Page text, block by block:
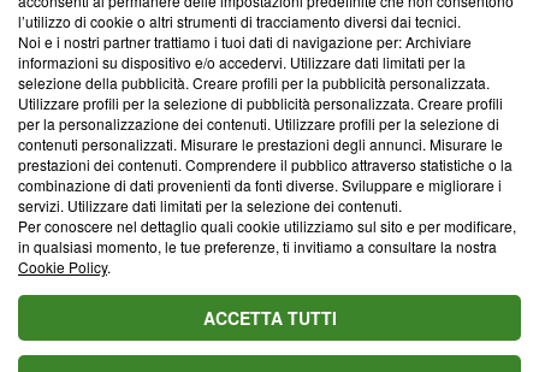
Team editoriale
Corporate
Redazione
Informativa Privacy
Cookie Policy
Blasting SA, IDI CHE-247.845.224, Via Carlo Frasca, 3 - 6900
Lugano (Svizzera) Tel:+39 0690258937
© 2026 Blasting News
l’utilizzo di cookie o altri strumenti di tracciamento diversi dai tecnici.
Noi e i nostri partner trattiamo i tuoi dati di navigazione per: Archiviare
informazioni su dispositivo e/o accedervi. Utilizzare dati limitati per la
selezione della pubblicità. Creare profili per la pubblicità personalizzata.
Utilizzare profili per la selezione di pubblicità personalizzata. Creare profili
per la personalizzazione dei contenuti. Utilizzare profili per la selezione di
contenuti personalizzati. Misurare le prestazioni degli annunci. Misurare le
prestazioni dei contenuti. Comprendere il pubblico attraverso statistiche o la
combinazione di dati provenienti da fonti diverse. Sviluppare e migliorare i
servizi. Utilizzare dati limitati per la selezione dei contenuti.
Per conoscere nel dettaglio quali cookie utilizziamo sul sito e per modificare,
in qualsiasi momento, le tue preferenze, ti invitiamo a consultare la nostra
Cookie Policy.
ACCETTA TUTTI